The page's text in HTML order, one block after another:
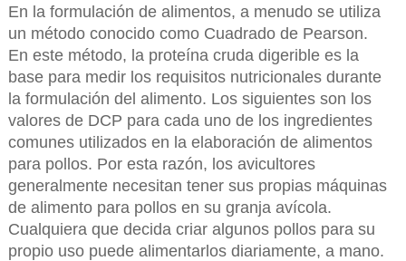
En la formulación de alimentos, a menudo se utiliza
un método conocido como Cuadrado de Pearson.
En este método, la proteína cruda digerible es la
base para medir los requisitos nutricionales durante
la formulación del alimento. Los siguientes son los
valores de DCP para cada uno de los ingredientes
comunes utilizados en la elaboración de alimentos
para pollos. Por esta razón, los avicultores
generalmente necesitan tener sus propias máquinas
de alimento para pollos en su granja avícola.
Cualquiera que decida criar algunos pollos para su
propio uso puede alimentarlos diariamente, a mano.